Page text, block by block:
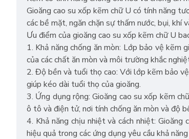
Gioăng cao su xốp kẽm chữ U có tính năng
các bề mặt, ngăn chặn sự thấm nước, bụi, khí
Ưu điểm của gioăng cao su xốp kẽm chữ U
1. Khả năng chống ăn mòn: Lớp bảo vệ kẽm
của các chất ăn mòn và môi trường khắc
2. Độ bền và tuổi thọ cao: Với lớp kẽm bảo
giúp kéo dài tuổi thọ của gioăng.
3. Ứng dụng rộng: Gioăng cao su xốp kẽm
ô tô và điện tử, nơi tính chống ăn mòn và độ
4. Khả năng chịu nhiệt và cách nhiệt:
hiệu quả trong các ứng dụng yêu cầu khả